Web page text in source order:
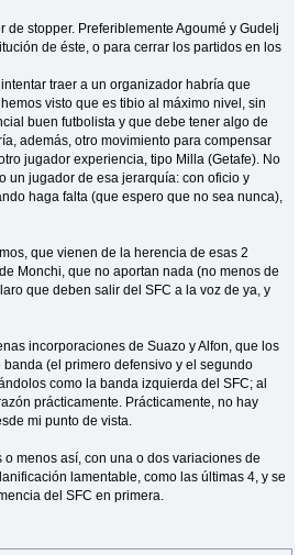
de stopper. Preferiblemente Agoumé y Gudelj
de éste, o para cerrar los partidos en los
traer a un organizador habría que
visto que es tibio al máximo nivel, sin
buen futbolista y que debe tener algo de
además, otro movimiento para compensar
jugador experiencia, tipo Milla (Getafe). No
un jugador de esa jerarquía: con oficio y
haga falta (que espero que no sea nunca),
que vienen de la herencia de esas 2
Monchi, que no aportan nada (no menos de
que deben salir del SFC a la voz de ya, y
incorporaciones de Suazo y Alfon, que los
(el primero defensivo y el segundo
como la banda izquierda del SFC; al
prácticamente. Prácticamente, no hay
mi punto de vista.
menos así, con una o dos variaciones de
lamentable, como las últimas 4, y se
del SFC en primera.